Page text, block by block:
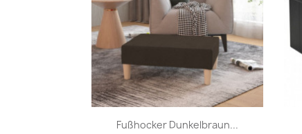
Fußhocker Dunkelbraun...
Vorschau